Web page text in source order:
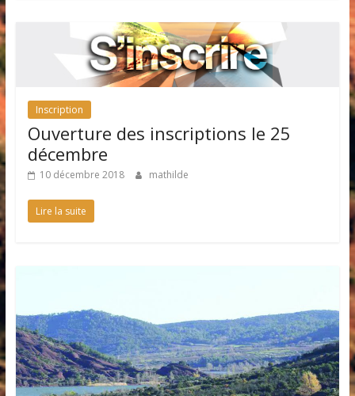
Inscription
Ouverture des inscriptions le 25
décembre
10 décembre 2018 mathilde
Lire la suite